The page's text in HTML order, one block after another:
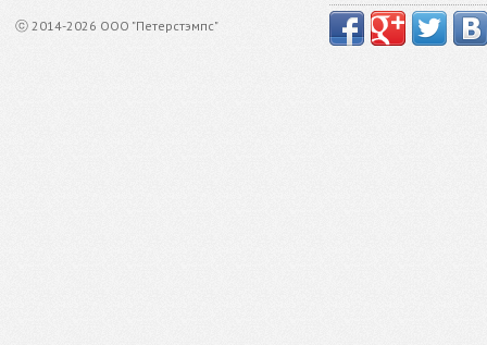
ⓒ 2014-2026 ООО "Петерстэмпс"